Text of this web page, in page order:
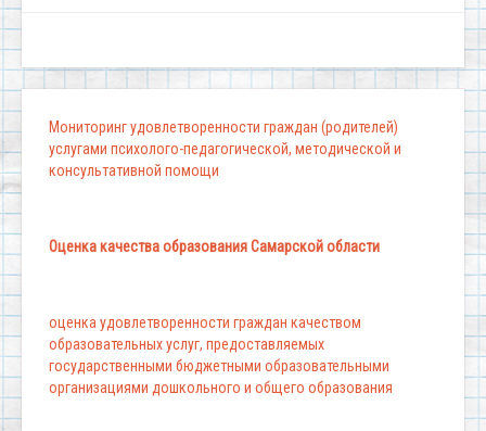
Мониторинг удовлетворенности граждан (родителей)
услугами психолого-педагогической, методической и
консультативной помощи
Оценка качества образования Самарской области
оценка удовлетворенности граждан качеством
образовательных услуг, предоставляемых
государственными бюджетными образовательными
организациями дошкольного и общего образования